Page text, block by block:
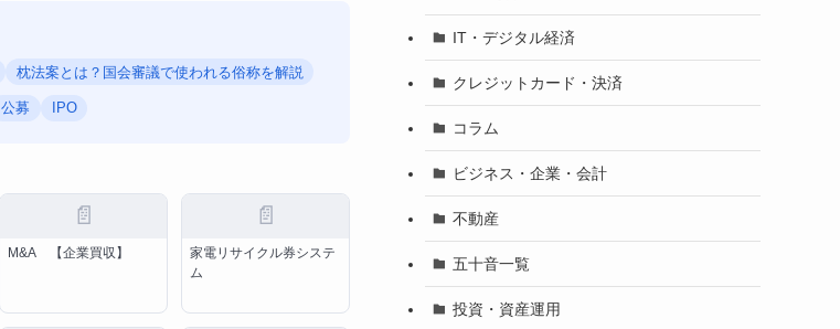
枕法案とは？国会審議で使われる俗称を解説
公募 IPO
📄
M&A 【企業買収】
📄
家電リサイクル券システ
ム
IT・デジタル経済
クレジットカード・決済
コラム
ビジネス・企業・会計
不動産
五十音一覧
投資・資産運用